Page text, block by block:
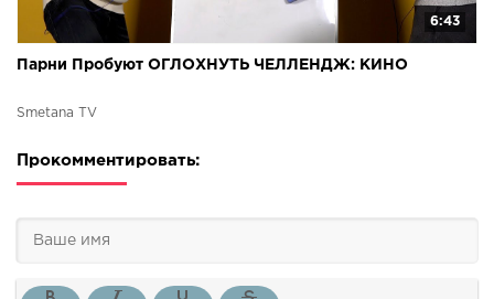
6:43
Парни Пробуют ОГЛОХНУТЬ ЧЕЛЛЕНДЖ: КИНО
Smetana TV
Прокомментировать: